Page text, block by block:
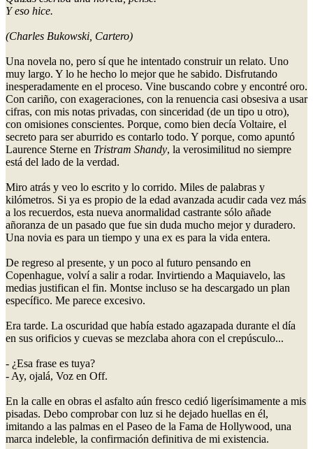
Y eso hice.
(Charles Bukowski, Cartero)
Una novela no, pero sí que he intentado construir un relato. Uno
muy largo. Y lo he hecho lo mejor que he sabido. Disfrutando
inesperadamente en el proceso. Vine buscando cobre y encontré oro.
Con cariño, con exageraciones, con la renuencia casi obsesiva a usar
cifras, con mis notas privadas, con sinceridad (de un tipo u otro),
con omisiones conscientes. Porque, como bien decía Voltaire, el
secreto para ser aburrido es contarlo todo. Y porque, como apuntó
Laurence Sterne en Tristram Shandy, la verosimilitud no siempre
está del lado de la verdad.
Miro atrás y veo lo escrito y lo corrido. Miles de palabras y
kilómetros. Si ya es propio de la edad avanzada acudir cada vez más
a los recuerdos, esta nueva anormalidad castrante sólo añade
añoranza de un pasado que fue sin duda mucho mejor y duradero.
Una novia es para un tiempo y una ex es para la vida entera.
De regreso al presente, y un poco al futuro pensando en
Copenhague, volví a salir a rodar. Invirtiendo a Maquiavelo, las
medias justifican el fin. Montse incluso se ha descargado un plan
específico. Me parece excesivo.
Era tarde. La oscuridad que había estado agazapada durante el día
en sus orificios y cuevas se mezclaba ahora con el crepúsculo...
- ¿Esa frase es tuya?
- Ay, ojalá, Voz en Off.
En la calle en obras el asfalto aún fresco cedió ligerísimamente a mis
pisadas. Debo comprobar con luz si he dejado huellas en él,
imitando a las palmas en el Paseo de la Fama de Hollywood, una
marca indeleble, la confirmación definitiva de mi existencia.